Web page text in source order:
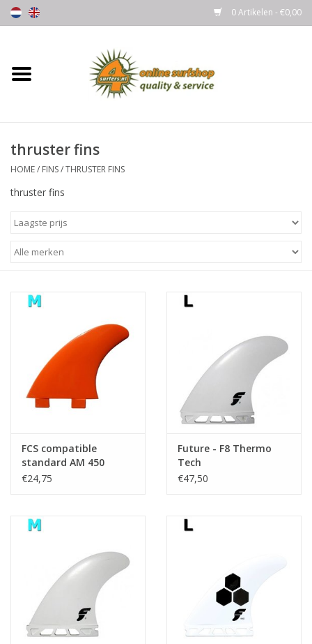
0 Artikelen - €0,00
Home
Wetsuits
Gloves, Caps & Boots
Fins
Lycra's & UV protection
Women
Sale
thruster fins
HOME/ FINS/THRUSTER FINS
thruster fins
FCS compatible
standard AM 450
€24,75
Future - F8 Thermo
Tech
€47,50